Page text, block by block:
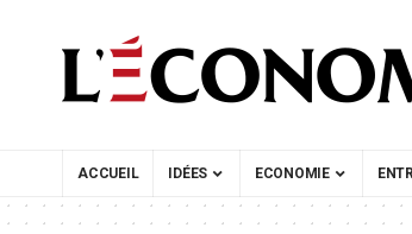
ACCUEIL IDÉES ECONOMIE